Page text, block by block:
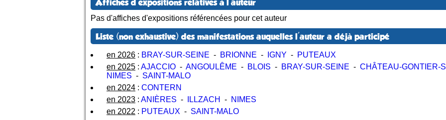
Affiches d'expositions relatives à l'auteur
Pas d'affiches d'expositions référencées pour cet auteur
Liste (non exhaustive) des manifestations auquelles l'auteur a déjà participé
en 2026 : BRAY-SUR-SEINE - BRIONNE - IGNY - PUTEAUX
en 2025 : AJACCIO - ANGOULÊME - BLOIS - BRAY-SUR-SEINE - CHÂTEAU-GONTIER-
NIMES - SAINT-MALO
en 2024 : CONTERN
en 2023 : ANIÈRES - ILLZACH - NIMES
en 2022 : PUTEAUX - SAINT-MALO